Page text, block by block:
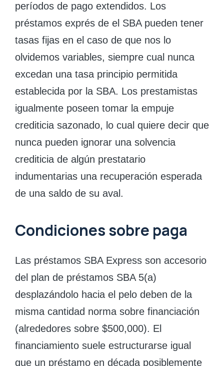
períodos de pago extendidos. Los
préstamos exprés de el SBA pueden tener
tasas fijas en el caso de que nos lo
olvidemos variables, siempre cual nunca
excedan una tasa principio permitida
establecida por la SBA. Los prestamistas
igualmente poseen tomar la empuje
crediticia sazonado, lo cual quiere decir que
nunca pueden ignorar una solvencia
crediticia de algún prestatario
indumentarias una recuperación esperada
de una saldo de su aval.
Condiciones sobre paga
Las préstamos SBA Express son accesorio
del plan de préstamos SBA 5(a)
desplazándolo hacia el pelo deben de la
misma cantidad norma sobre financiación
(alrededores sobre $500,000). El
financiamiento suele estructurarse igual
que un préstamo en década posiblemente